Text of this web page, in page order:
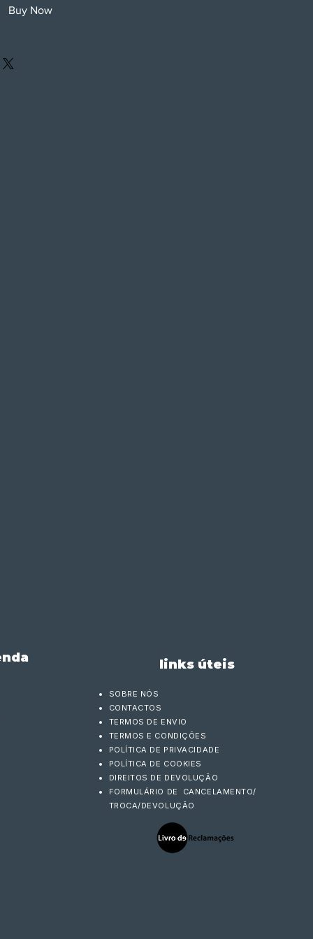
Buy Now
links úteis
SOBRE NÓS
CONTACTOS
TERMOS DE ENVIO
TERMOS E CONDIÇÕES
POLÍTICA DE PRIVACIDADE
POLÍTICA DE COOKIES
DIREITOS DE DEVOLUÇÃO
FORMULÁRIO DE CANCELAMENTO/
TROCA/DEVOLUÇÃO